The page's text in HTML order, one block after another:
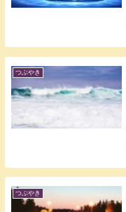
つぶやき
つぶやき